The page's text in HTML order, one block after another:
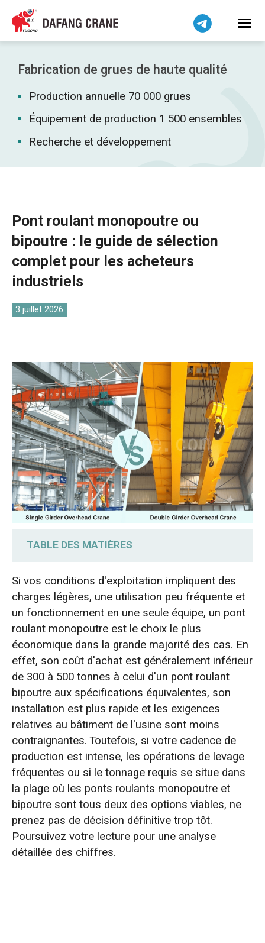
Fabrication de grues de haute qualité
Production annuelle 70 000 grues
Équipement de production 1 500 ensembles
Recherche et développement
Pont roulant monopoutre ou
bipoutre : le guide de sélection
complet pour les acheteurs
industriels
3 juillet 2026
TABLE DES MATIÈRES
La véritable différence de charge par roue
Quand un pont roulant monopoutre est le
choix le plus judicieux
Le coût total de possession (TCO) d'un
pont roulant détermine ce que vous devriez
acheter.
Poutre en I ou poutre caisson : quel est
l’impact du type de poutre sur votre choix
de grue ?
Que se passe-t-il lorsque vous vous
trompez ? : 5 erreurs de sélection
Erreur n° 1 : Se concentrer uniquement sur le
tonnage en ignorant la classe de service.
Si vos conditions d'exploitation impliquent des
charges légères, une utilisation peu fréquente et
un fonctionnement en une seule équipe, un pont
roulant monopoutre est le choix le plus
économique dans la grande majorité des cas. En
effet, son coût d'achat est généralement inférieur
de 300 à 500 tonnes à celui d'un pont roulant
bipoutre aux spécifications équivalentes, son
installation est plus rapide et les exigences
relatives au bâtiment de l'usine sont moins
contraignantes. Toutefois, si votre cadence de
production est intense, les opérations de levage
fréquentes ou si le tonnage requis se situe dans
la plage où les ponts roulants monopoutre et
bipoutre sont tous deux des options viables, ne
prenez pas de décision définitive trop tôt.
Poursuivez votre lecture pour une analyse
détaillée des chiffres.
Bahasa Indonesia
Bahasa Melayu
Tiếng Việt
简体中文
فارسی
Pilipino
اردو
Kiswahili
Dansk
Norsk
O‘zbekcha